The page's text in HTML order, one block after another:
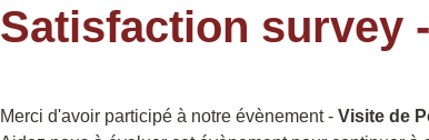
Satisfaction survey -
Merci d'avoir participé à notre évènement - Visite de